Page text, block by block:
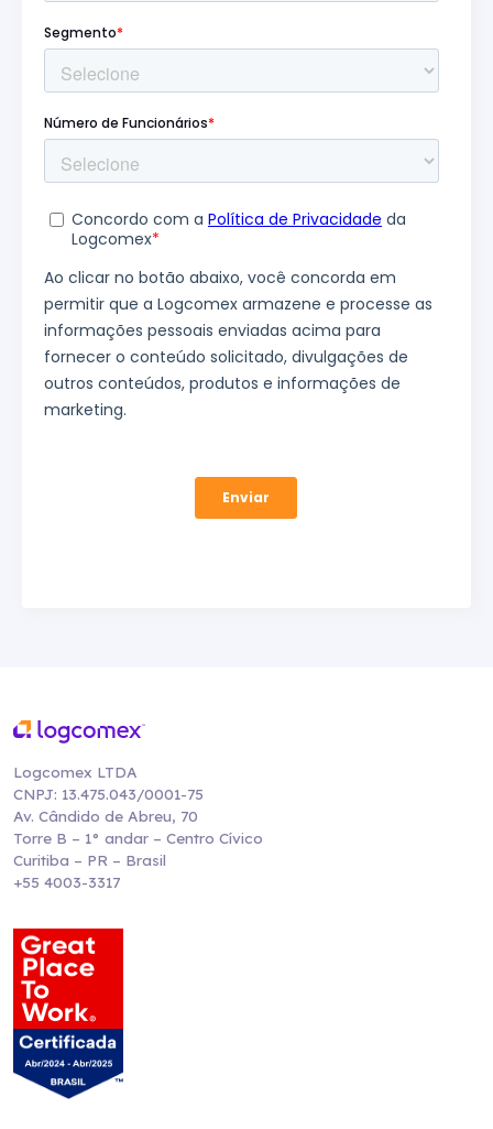
Logcomex LTDA
CNPJ: 13.475.043/0001-75
Av. Cândido de Abreu, 70
Torre B – 1° andar – Centro Cívico
Curitiba – PR – Brasil
+55 4003-3317